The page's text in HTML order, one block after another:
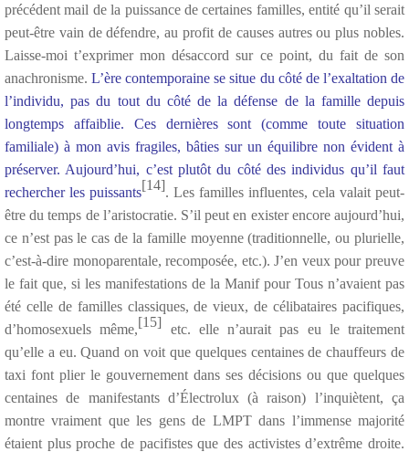
précédent mail de la puissance de certaines familles, entité qu’il serait
peut-être vain de défendre, au profit de causes autres ou plus nobles.
Laisse-moi t’exprimer mon désaccord sur ce point, du fait de son
anachronisme.L’ère contemporaine se situe du côté de l’exaltation de
l’individu, pas du tout du côté de la défense de la famille depuis
longtemps affaiblie. Ces dernières sont (comme toute situation
familiale) à mon avis fragiles, bâties sur un équilibre non évident à
préserver. Aujourd’hui, c’est plutôt du côté des individus qu’il faut
rechercher les puissants[14]. Les familles influentes, cela valait peut-
être du temps de l’aristocratie. S’il peut en exister encore aujourd’hui,
ce n’est pas le cas de la famille moyenne (traditionnelle, ou plurielle,
c’est-à-dire monoparentale, recomposée, etc.). J’en veux pour preuve
le fait que, si les manifestations de la Manif pour Tous n’avaient pas
été celle de familles classiques, de vieux, de célibataires pacifiques,
d’homosexuels même,[15] etc. elle n’aurait pas eu le traitement
qu’elle a eu. Quand on voit que quelques centaines de chauffeurs de
taxi font plier le gouvernement dans ses décisions ou que quelques
centaines de manifestants d’Électrolux (à raison) l’inquiètent, ça
montre vraiment que les gens de LMPT dans l’immense majorité
étaient plus proche de pacifistes que des activistes d’extrême droite.